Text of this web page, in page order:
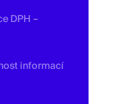
DPH –
informací